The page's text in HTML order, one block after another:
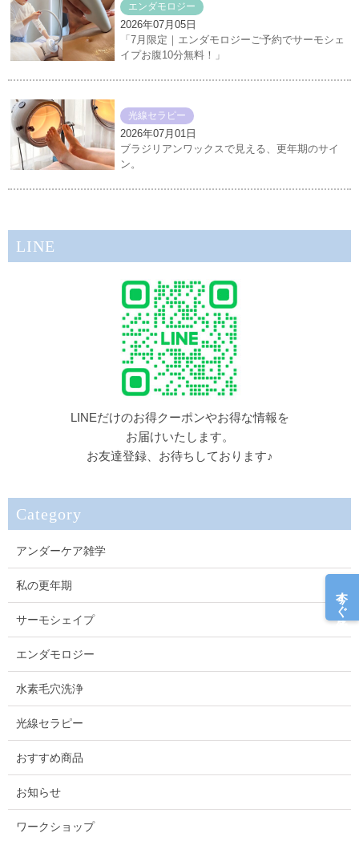
エンダモロジー
2026年07月05日
「7月限定｜エンダモロジーご予約でサーモシェ
イプお腹10分無料！」
光線セラピー
2026年07月01日
ブラジリアンワックスで見える、更年期のサイ
ン。
LINE
LINEだけのお得クーポンやお得な情報を
お届けいたします。
お友達登録、お待ちしております♪
Category
アンダーケア雑学
私の更年期
サーモシェイプ
エンダモロジー
水素毛穴洗浄
光線セラピー
おすすめ商品
お知らせ
ワークショップ
今すぐ予約